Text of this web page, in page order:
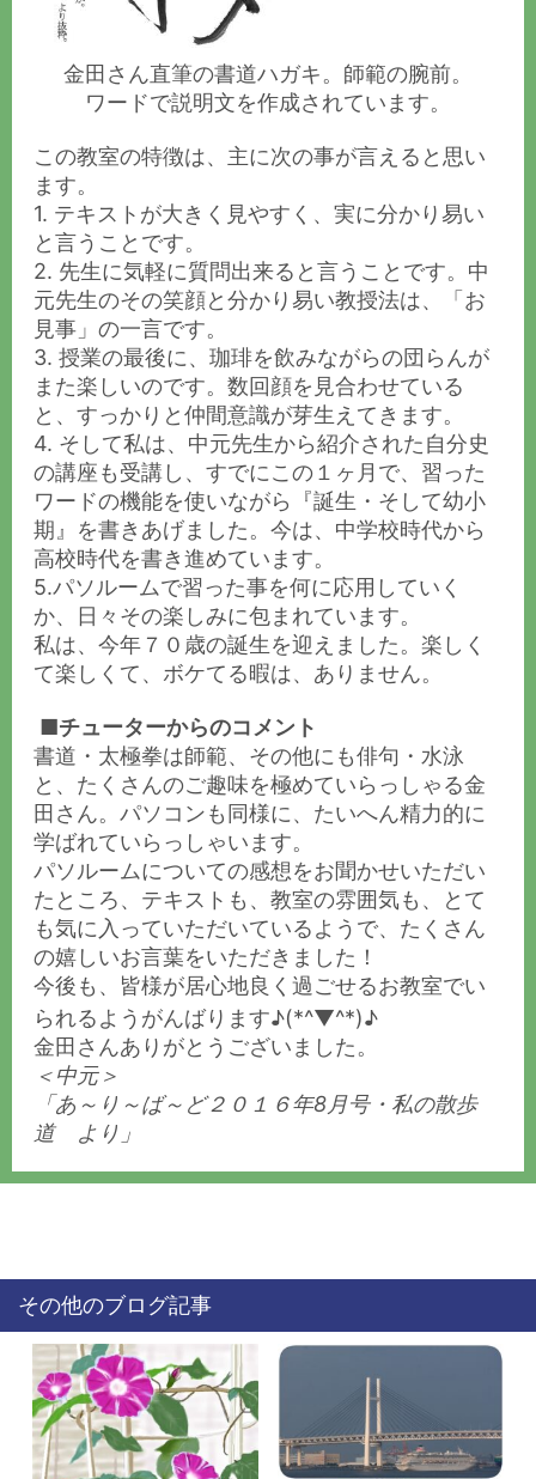
金田さん直筆の書道ハガキ。師範の腕前。
ワードで説明文を作成されています。
この教室の特徴は、主に次の事が言えると思い
ます。
1. テキストが大きく見やすく、実に分かり易い
と言うことです。
2. 先生に気軽に質問出来ると言うことです。中
元先生のその笑顔と分かり易い教授法は、「お
見事」の一言です。
3. 授業の最後に、珈琲を飲みながらの団らんが
また楽しいのです。数回顔を見合わせている
と、すっかりと仲間意識が芽生えてきます。
4. そして私は、中元先生から紹介された自分史
の講座も受講し、すでにこの１ヶ月で、習った
ワードの機能を使いながら『誕生・そして幼小
期』を書きあげました。今は、中学校時代から
高校時代を書き進めています。
5.パソルームで習った事を何に応用していく
か、日々その楽しみに包まれています。
私は、今年７０歳の誕生を迎えました。楽しく
て楽しくて、ボケてる暇は、ありません。
■チューターからのコメント
書道・太極拳は師範、その他にも俳句・水泳
と、たくさんのご趣味を極めていらっしゃる金
田さん。パソコンも同様に、たいへん精力的に
学ばれていらっしゃいます。
パソルームについての感想をお聞かせいただい
たところ、テキストも、教室の雰囲気も、とて
も気に入っていただいているようで、たくさん
の嬉しいお言葉をいただきました！
今後も、皆様が居心地良く過ごせるお教室でい
られるようがんばります♪(*^▼^*)♪
金田さんありがとうございました。
＜中元＞
「あ～り～ば～ど２０１６年8月号・私の散歩
道 より」
その他のブログ記事